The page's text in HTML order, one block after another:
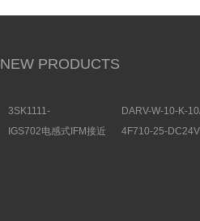
NEW PRODUCTS
3SK1111-
关特点及功能
DARV-W-10-K-
构分析
IGS702电感式IFM接近
4F710-25-